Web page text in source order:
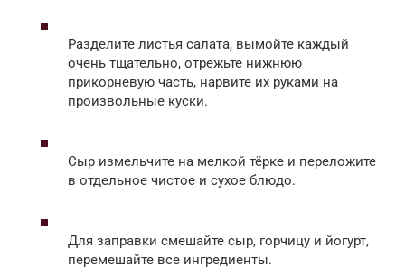
Разделите листья салата, вымойте каждый
очень тщательно, отрежьте нижнюю
прикорневую часть, нарвите их руками на
произвольные куски.
Сыр измельчите на мелкой тёрке и переложите
в отдельное чистое и сухое блюдо.
Для заправки смешайте сыр, горчицу и йогурт,
перемешайте все ингредиенты.